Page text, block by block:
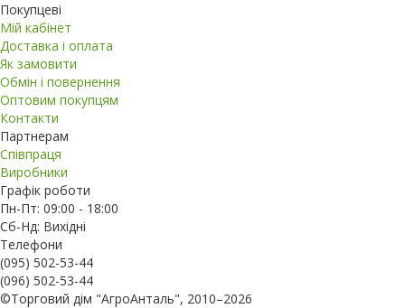
Покупцеві
Мій кабінет
Доставка і оплата
Як замовити
Обмін і повернення
Оптовим покупцям
Контакти
Партнерам
Співпраця
Виробники
Графік роботи
Пн-Пт: 09:00 - 18:00
Сб-Нд: Вихідні
Телефони
(095) 502-53-44
(096) 502-53-44
©Торговий дім "АгроАнталь", 2010–2026